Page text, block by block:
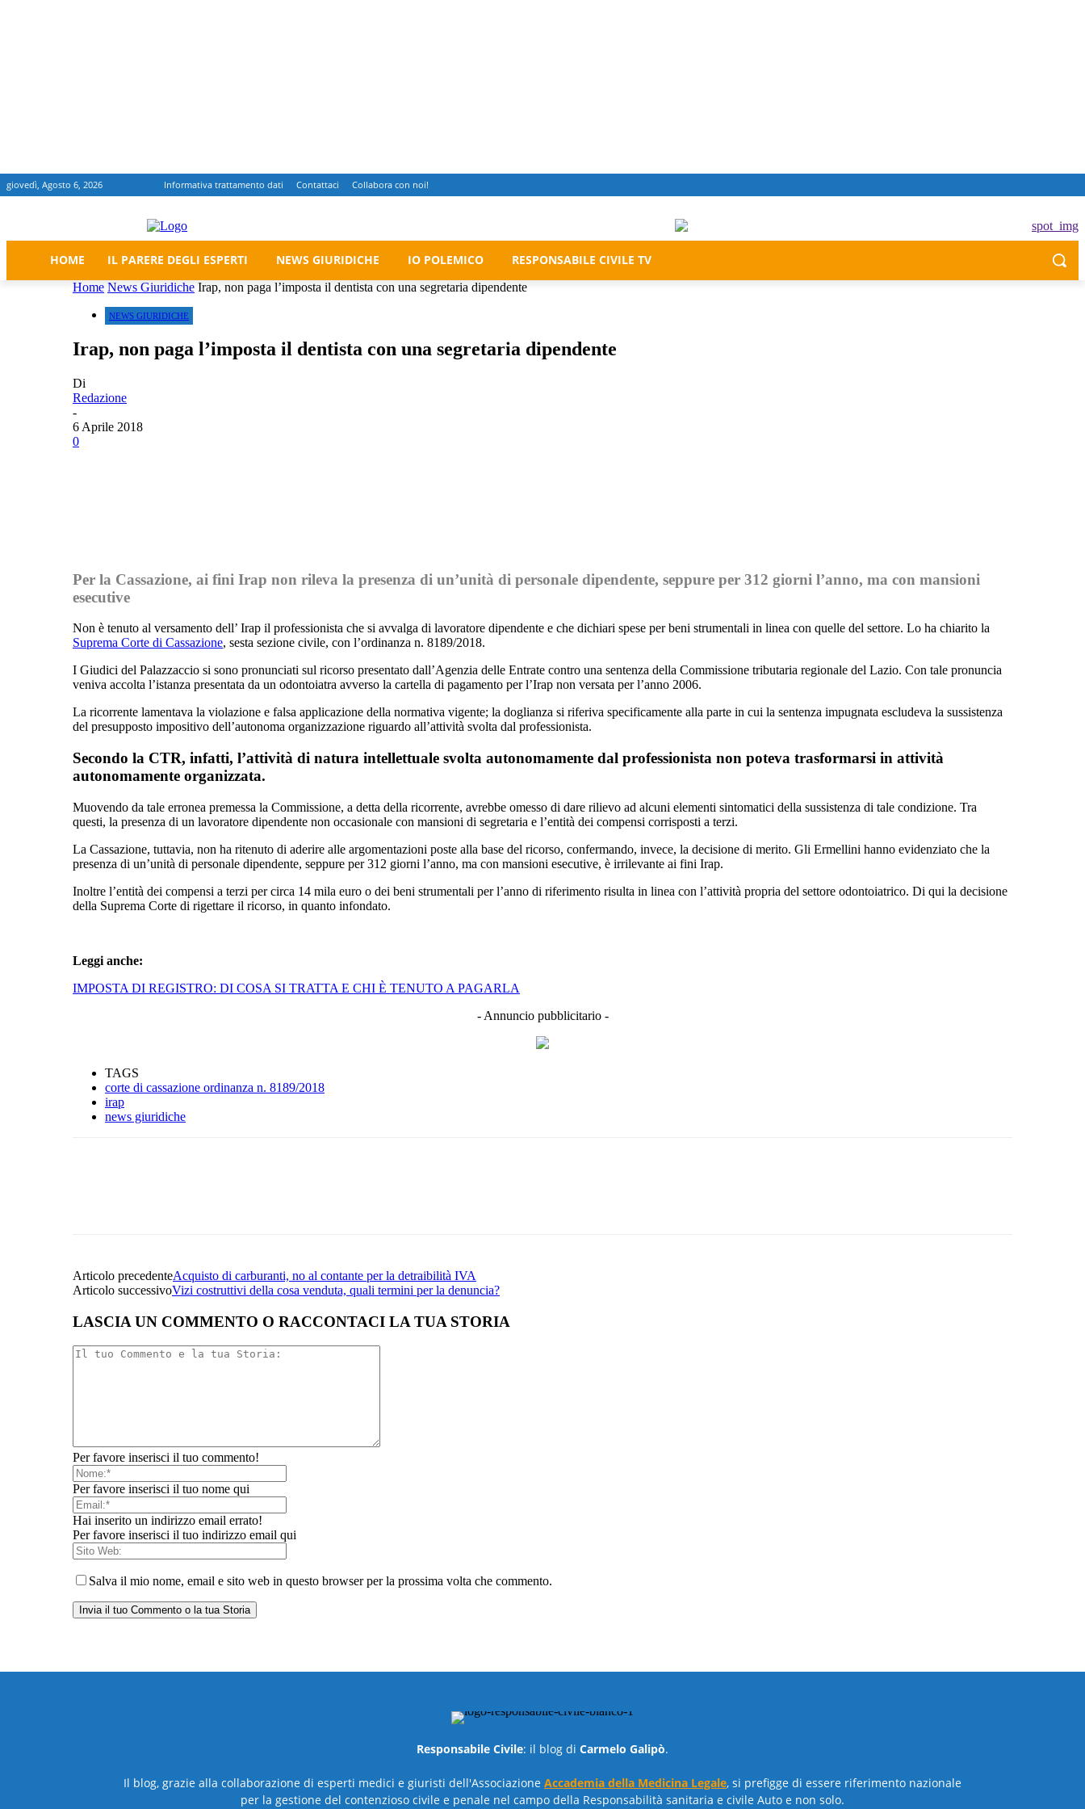
giovedì, Agosto 6, 2026 Informativa trattamento dati Contattaci Collabora con noi!
HOME IL PARERE DEGLI ESPERTI NEWS GIURIDICHE IO POLEMICO RESPONSABILE CIVILE TV
Home News Giuridiche Irap, non paga l’imposta il dentista con una segretaria dipendente
NEWS GIURIDICHE
Irap, non paga l’imposta il dentista con una segretaria dipendente
Di
Redazione
-
6 Aprile 2018
0
Per la Cassazione, ai fini Irap non rileva la presenza di un’unità di personale dipendente, seppure per 312 giorni l’anno, ma con mansioni
esecutive
Non è tenuto al versamento dell’ Irap il professionista che si avvalga di lavoratore dipendente e che dichiari spese per beni strumentali in linea con quelle del settore. Lo ha chiarito la
Suprema Corte di Cassazione, sesta sezione civile, con l’ordinanza n. 8189/2018.
I Giudici del Palazzaccio si sono pronunciati sul ricorso presentato dall’Agenzia delle Entrate contro una sentenza della Commissione tributaria regionale del Lazio. Con tale pronuncia
veniva accolta l’istanza presentata da un odontoiatra avverso la cartella di pagamento per l’Irap non versata per l’anno 2006.
La ricorrente lamentava la violazione e falsa applicazione della normativa vigente; la doglianza si riferiva specificamente alla parte in cui la sentenza impugnata escludeva la sussistenza
del presupposto impositivo dell’autonoma organizzazione riguardo all’attività svolta dal professionista.
Secondo la CTR, infatti, l’attività di natura intellettuale svolta autonomamente dal professionista non poteva trasformarsi in attività
autonomamente organizzata.
Muovendo da tale erronea premessa la Commissione, a detta della ricorrente, avrebbe omesso di dare rilievo ad alcuni elementi sintomatici della sussistenza di tale condizione. Tra
questi, la presenza di un lavoratore dipendente non occasionale con mansioni di segretaria e l’entità dei compensi corrisposti a terzi.
La Cassazione, tuttavia, non ha ritenuto di aderire alle argomentazioni poste alla base del ricorso, confermando, invece, la decisione di merito. Gli Ermellini hanno evidenziato che la
presenza di un’unità di personale dipendente, seppure per 312 giorni l’anno, ma con mansioni esecutive, è irrilevante ai fini Irap.
Inoltre l’entità dei compensi a terzi per circa 14 mila euro o dei beni strumentali per l’anno di riferimento risulta in linea con l’attività propria del settore odontoiatrico. Di qui la decisione
della Suprema Corte di rigettare il ricorso, in quanto infondato.
Leggi anche:
IMPOSTA DI REGISTRO: DI COSA SI TRATTA E CHI È TENUTO A PAGARLA
- Annuncio pubblicitario -
TAGS
corte di cassazione ordinanza n. 8189/2018
irap
news giuridiche
Articolo precedenteAcquisto di carburanti, no al contante per la detraibilità IVA
Articolo successivoVizi costruttivi della cosa venduta, quali termini per la denuncia?
LASCIA UN COMMENTO O RACCONTACI LA TUA STORIA
Per favore inserisci il tuo commento!
Per favore inserisci il tuo nome qui
Hai inserito un indirizzo email errato!
Per favore inserisci il tuo indirizzo email qui
Salva il mio nome, email e sito web in questo browser per la prossima volta che commento.
Responsabile Civile: il blog di Carmelo Galipò.
Il blog, grazie alla collaborazione di esperti medici e giuristi dell'Associazione Accademia della Medicina Legale, si prefigge di essere riferimento nazionale
per la gestione del contenzioso civile e penale nel campo della Responsabilità sanitaria e civile Auto e non solo.